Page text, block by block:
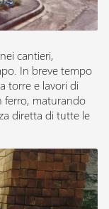
cantieri,
In breve tempo
torre e lavori di
ferro, maturando
diretta di tutte le